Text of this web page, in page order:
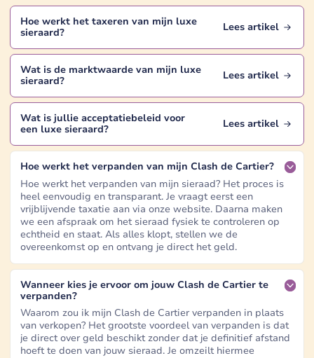
Hoe werkt het taxeren van mijn luxe
sieraard? Lees artikel
Wat is de marktwaarde van mijn luxe
sieraard? Lees artikel
Wat is jullie acceptatiebeleid voor
een luxe sieraard? Lees artikel
Hoe werkt het verpanden van mijn Clash de Cartier?
Hoe werkt het verpanden van mijn sieraad? Het proces is
heel eenvoudig en transparant. Je vraagt eerst een
vrijblijvende taxatie aan via onze website. Daarna maken
we een afspraak om het sieraad fysiek te controleren op
echtheid en staat. Als alles klopt, stellen we de
overeenkomst op en ontvang je direct het geld.
Wanneer kies je ervoor om jouw Clash de Cartier te
verpanden?
Waarom zou ik mijn Clash de Cartier verpanden in plaats
van verkopen? Het grootste voordeel van verpanden is dat
je direct over geld beschikt zonder dat je definitief afstand
hoeft te doen van jouw sieraad. Je omzeilt hiermee